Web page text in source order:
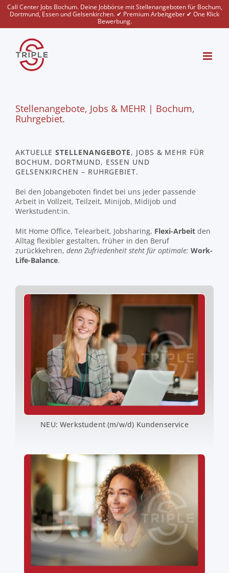
Zum
Inhalt
springen
Call Center Jobs Bochum. Deine Jobbörse mit Stellenangeboten für Bochum,
Dortmund, Essen und Gelsenkirchen. ✔ Premium Arbeitgeber ✔ One Klick
Bewerbung.
Stellenangebote, Jobs & MEHR | Bochum,
Ruhrgebiet.
AKTUELLESTELLENANGEBOTE, JOBS & MEHR FÜR
BOCHUM, DORTMUND, ESSEN UND
GELSENKIRCHEN – RUHRGEBIET.
Bei den Jobangeboten findet bei uns jeder passende
Arbeit in Vollzeit, Teilzeit, Minijob, Midijob und
Werkstudent:in.
Mit Home Office, Telearbeit, Jobsharing, Flexi-Arbeit den
Alltag flexibler gestalten, früher in den Beruf
zurückkehren, denn Zufriedenheit steht für optimale: Work-
Life-Balance.
NEU: Werkstudent (m/w/d) Kundenservice